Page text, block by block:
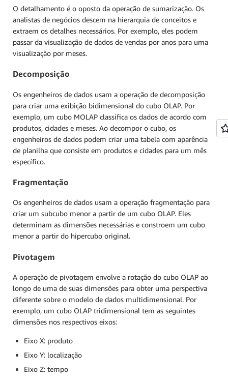
O detalhamento é o oposto da operação de sumarização. Os
analistas de negócios descem na hierarquia de conceitos e
extraem os detalhes necessários. Por exemplo, eles podem
passar da visualização de dados de vendas por anos para uma
visualização por meses.
Decomposição
Os engenheiros de dados usam a operação de decomposição
para criar uma exibição bidimensional do cubo OLAP. Por
exemplo, um cubo MOLAP classifica os dados de acordo com
produtos, cidades e meses. Ao decompor o cubo, os
engenheiros de dados podem criar uma tabela com aparência
de planilha que consiste em produtos e cidades para um mês
específico.
Fragmentação
Os engenheiros de dados usam a operação fragmentação para
criar um subcubo menor a partir de um cubo OLAP. Eles
determinam as dimensões necessárias e constroem um cubo
menor a partir do hipercubo original.
Pivotagem
A operação de pivotagem envolve a rotação do cubo OLAP ao
longo de uma de suas dimensões para obter uma perspectiva
diferente sobre o modelo de dados multidimensional. Por
exemplo, um cubo OLAP tridimensional tem as seguintes
dimensões nos respectivos eixos:
Eixo X: produto
Eixo Y: localização
Eixo Z: tempo